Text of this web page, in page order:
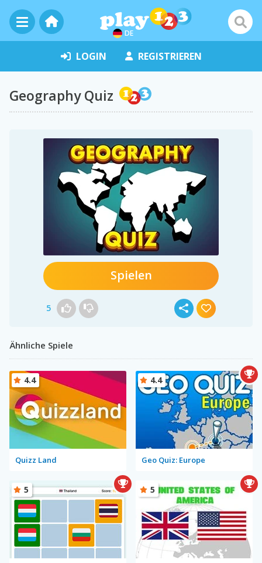
DE
LOGIN REGISTRIEREN
Geography Quiz
Spielen
5
Ähnliche Spiele
Quizz Land
4.4
Geo Quiz: Europe
4.4
5 5